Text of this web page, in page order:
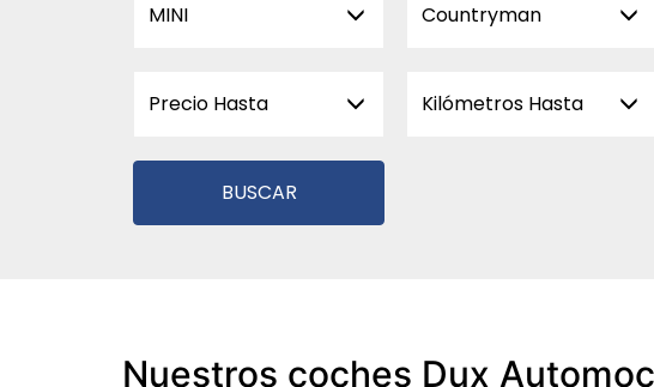
MINI Countryman
Precio Hasta Kilómetros Hasta
BUSCAR
Nuestros coches Dux